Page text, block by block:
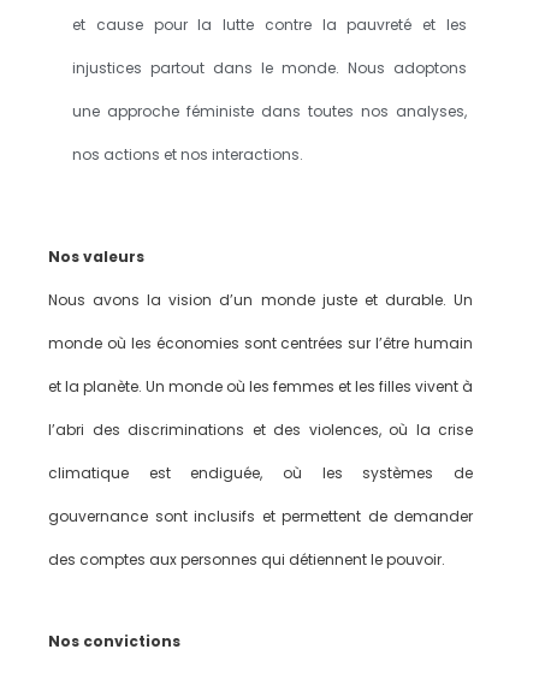
et cause pour la lutte contre la pauvreté et les
injustices partout dans le monde. Nous adoptons
une approche féministe dans toutes nos analyses,
nos actions et nos interactions.
Nos valeurs
Nous avons la vision d’un monde juste et durable. Un
monde où les économies sont centrées sur l’être humain
et la planète. Un monde où les femmes et les filles vivent à
l’abri des discriminations et des violences, où la crise
climatique est endiguée, où les systèmes de
gouvernance sont inclusifs et permettent de demander
des comptes aux personnes qui détiennent le pouvoir.
Nos convictions